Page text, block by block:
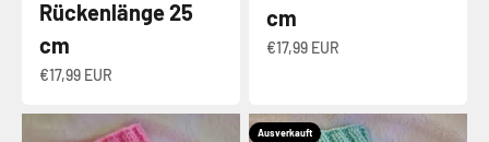
Rückenlänge 25
cm
Angebot
€17,99 EUR
cm
Angebot
€17,99 EUR
Ausverkauft